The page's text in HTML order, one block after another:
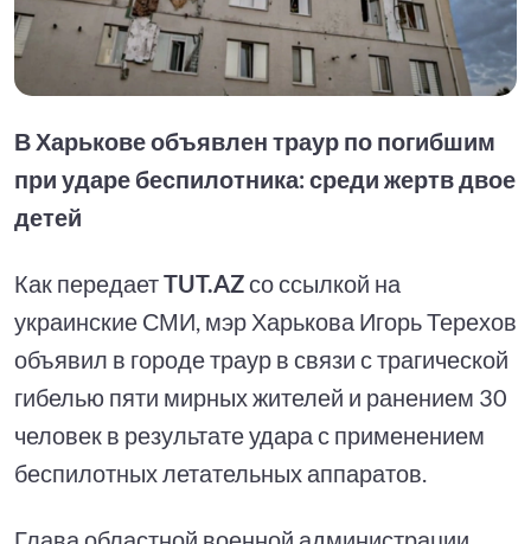
В Харькове объявлен траур по погибшим
при ударе беспилотника: среди жертв двое
детей
Как передаетTUT.AZсо ссылкой на
украинские СМИ, мэр Харькова Игорь Терехов
объявил в городе траур в связи с трагической
гибелью пяти мирных жителей и ранением 30
человек в результате удара с применением
беспилотных летательных аппаратов.